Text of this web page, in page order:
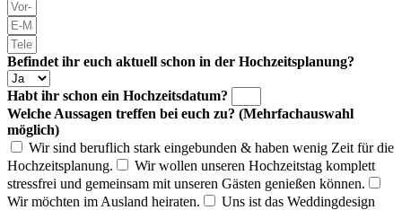
Befindet ihr euch aktuell schon in der Hochzeitsplanung?
Habt ihr schon ein Hochzeitsdatum?
Welche Aussagen treffen bei euch zu? (Mehrfachauswahl
möglich)
Wir sind beruflich stark eingebunden & haben wenig Zeit für die
Hochzeitsplanung.
Wir wollen unseren Hochzeitstag komplett
stressfrei und gemeinsam mit unseren Gästen genießen können.
Wir möchten im Ausland heiraten.
Uns ist das Weddingdesign